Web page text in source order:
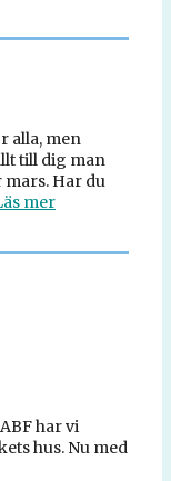
alla, men
till dig man
Har du
mer
har vi
hus. Nu med